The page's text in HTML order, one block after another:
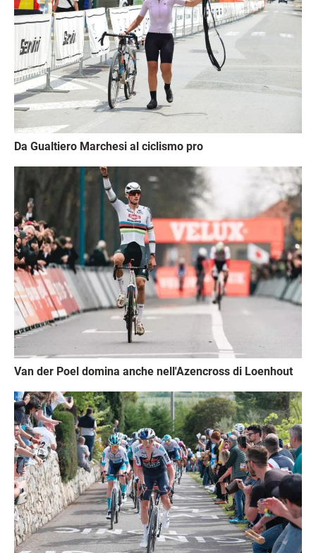
Da Gualtiero Marchesi al ciclismo pro
Van der Poel domina anche nell'Azencross di Loenhout
Immagine